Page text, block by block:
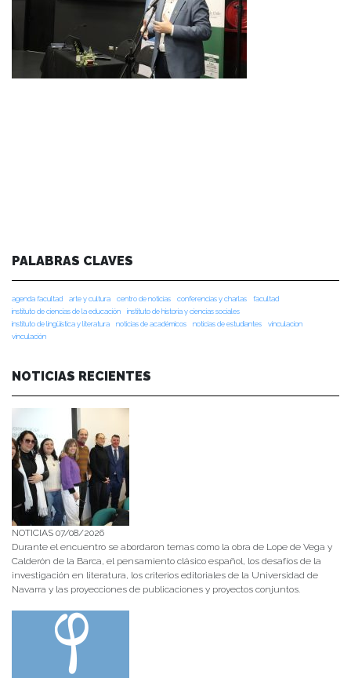
PALABRAS CLAVES
agenda facultad arte y cultura centro de noticias conferencias y charlas
facultad
instituto de ciencias de la educación
instituto de historia y ciencias sociales
instituto de lingüística y literatura
noticias de académicos noticias de estudiantes
vinculacion
vinculación
NOTICIAS RECIENTES
NOTICIAS 07/08/2026
Durante el encuentro se abordaron temas como la obra de Lope de Vega y
Calderón de la Barca, el pensamiento clásico español, los desafíos de la
investigación en literatura, los criterios editoriales de la Universidad de
Navarra y las proyecciones de publicaciones y proyectos conjuntos.